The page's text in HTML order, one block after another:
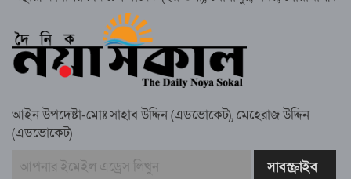
গাউসিয়া কমিটির সম্পাদক কামাল হোসাইনের
স্মরণ সভায় মিলাদ ও দোয়া
কামরুল কাননের ছবি বিকৃত করে অপপ্রচারের
আইন উপদেষ্টা-মোঃ সাহাব উদ্দিন (এডভোকেট), মেহেরাজ উদ্দিন
(এডভোকেট)